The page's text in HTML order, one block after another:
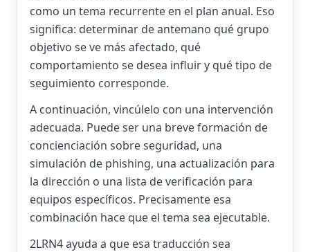
como un tema recurrente en el plan anual. Eso
significa: determinar de antemano qué grupo
objetivo se ve más afectado, qué
comportamiento se desea influir y qué tipo de
seguimiento corresponde.
A continuación, vincúlelo con una intervención
adecuada. Puede ser una breve formación de
concienciación sobre seguridad, una
simulación de phishing, una actualización para
la dirección o una lista de verificación para
equipos específicos. Precisamente esa
combinación hace que el tema sea ejecutable.
2LRN4 ayuda a que esa traducción sea